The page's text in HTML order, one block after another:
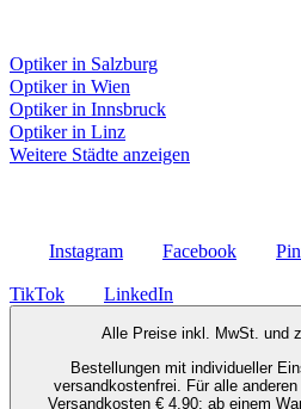
Optiker in Salzburg
Optiker in Wien
Optiker in Innsbruck
Optiker in Linz
Weitere Städte anzeigen
Instagram Facebook
TikTok LinkedIn
Alle Preise inkl. MwSt. und
Bestellungen mit individueller
versandkostenfrei. Für alle
Versandkosten € 4,90; ab einem